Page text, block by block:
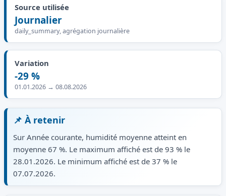
Source utilisée
Journalier
daily_summary, agrégation journalière
Variation
-29 %
01.01.2026 → 08.08.2026
📌 À retenir
Sur Année courante, humidité moyenne atteint en
moyenne 67 %. Le maximum affiché est de 93 % le
28.01.2026. Le minimum affiché est de 37 % le
07.07.2026.